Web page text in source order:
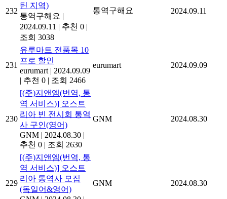
232
틴 지역)
통역구해요 |
2024.09.11 | 추천 0 |
조회 3038
통역구해요 2024.09.11
231
유루마트 전품목 10
프로 할인
eurumart | 2024.09.09
| 추천 0 | 조회 2466
eurumart 2024.09.09
230
[(주)지앤엠(번역, 통
역 서비스)] 오스트
리아 빈 전시회 통역
사 구인(영어)
GNM | 2024.08.30 |
추천 0 | 조회 2630
GNM 2024.08.30
229
[(주)지앤엠(번역, 통
역 서비스)] 오스트
리아 통역사 모집
(독일어&영어)
GNM 2024.08.30